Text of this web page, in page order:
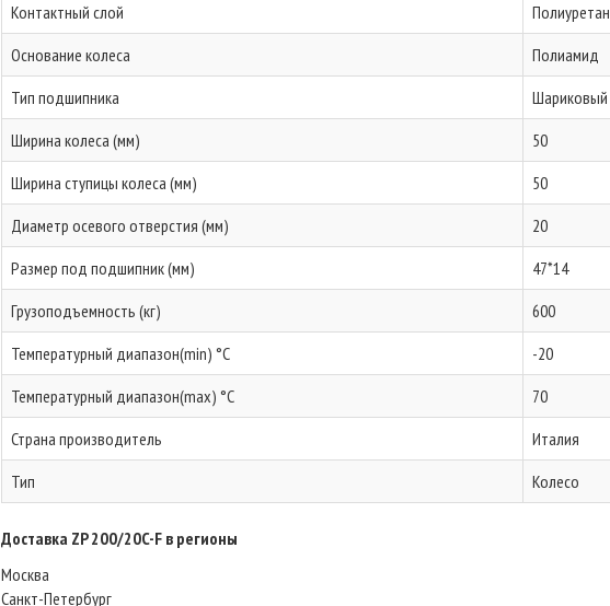
Контактный слой
Полиуретан
Основание колеса
Полиамид
Тип подшипника
Шариковый
Ширина колеса (мм)
50
Ширина ступицы колеса (мм)
50
Диаметр осевого отверстия (мм)
20
Размер под подшипник (мм)
47*14
Грузоподъемность (кг)
600
Температурный диапазон(min) °C
-20
Температурный диапазон(max) °C
70
Страна производитель
Италия
Тип
Колесо
Доставка ZP 200/20C-F в регионы
Москва
Санкт-Петербург